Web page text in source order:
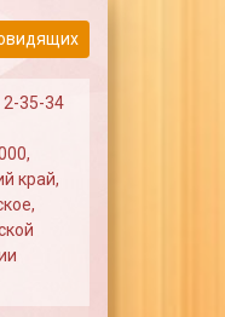
2-35-34
край,